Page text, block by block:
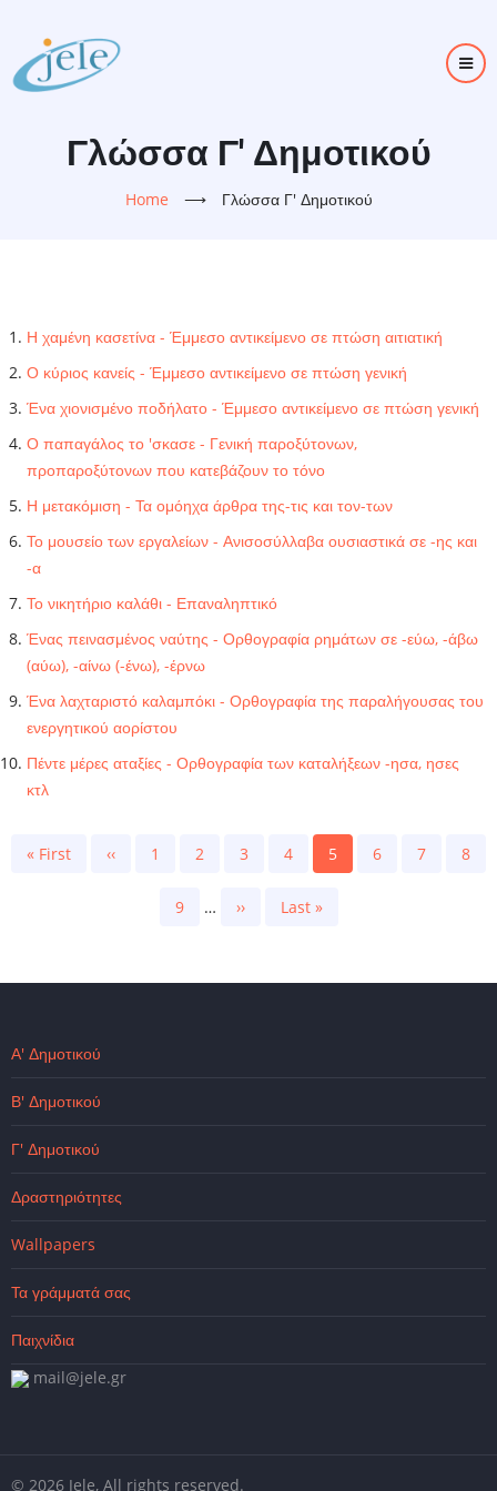
main
content
Γλώσσα Γ' Δημοτικού
Home ⟶ Γλώσσα Γ' Δημοτικού
Η χαμένη κασετίνα - Έμμεσο αντικείμενο σε πτώση αιτιατική
Ο κύριος κανείς - Έμμεσο αντικείμενο σε πτώση γενική
Ένα χιονισμένο ποδήλατο - Έμμεσο αντικείμενο σε πτώση γενική
Ο παπαγάλος το 'σκασε - Γενική παροξύτονων,
προπαροξύτονων που κατεβάζουν το τόνο
Η μετακόμιση - Τα ομόηχα άρθρα της-τις και τον-των
Το μουσείο των εργαλείων - Ανισοσύλλαβα ουσιαστικά σε -ης και
-α
Το νικητήριο καλάθι - Επαναληπτικό
Ένας πεινασμένος ναύτης - Ορθογραφία ρημάτων σε -εύω, -άβω
(αύω), -αίνω (-ένω), -έρνω
Ένα λαχταριστό καλαμπόκι - Ορθογραφία της παραλήγουσας του
ενεργητικού αορίστου
Πέντε μέρες αταξίες - Ορθογραφία των καταλήξεων -ησα, ησες
κτλ
First
« First
Previous
‹‹ Page
1 Page
2 Page
3 Page
4
Current
5 Page
6 Page
7 Page
8
Page
9 …
Next
››
Last
Last »
Α' Δημοτικού
Β' Δημοτικού
Γ' Δημοτικού
Δραστηριότητες
Wallpapers
Τα γράμματά σας
Παιχνίδια
mail@jele.gr
© 2026 Jele, All rights reserved.